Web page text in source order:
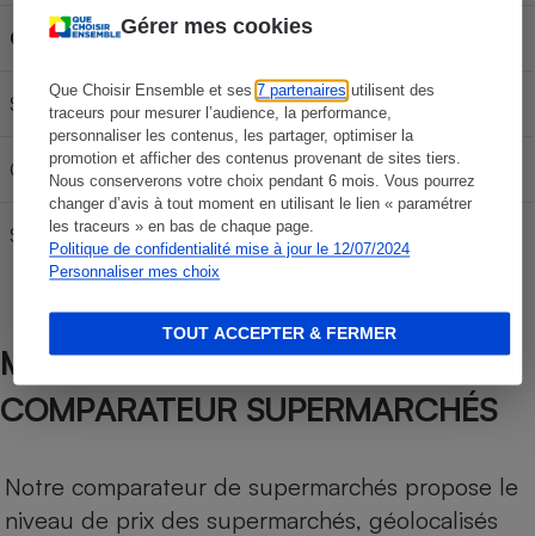
Gérer mes cookies
Que Choisir Ensemble et ses7 partenaires utilisent des
traceurs pour mesurer l’audience, la performance,
personnaliser les contenus, les partager, optimiser la
promotion et afficher des contenus provenant de sites tiers.
Nous conserverons votre choix pendant 6 mois. Vous pourrez
changer d’avis à tout moment en utilisant le lien « paramétrer
les traceurs » en bas de chaque page.
Politique de confidentialité mise à jour le 12/07/2024
Personnaliser mes choix
TOUT ACCEPTER & FERMER
Carburant 30L 50L
SP 95-E10 58,77 € 97,95 € 137,13 €
Gazole 64,68 € 107,80 € 150,92 €
SP 98 62,88 € 104,80 €
MÉTHODOLOGIE DE NOTRE
COMPARATEUR SUPERMARCHÉS
Notre comparateur de supermarchés propose le
niveau de prix des supermarchés, géolocalisés